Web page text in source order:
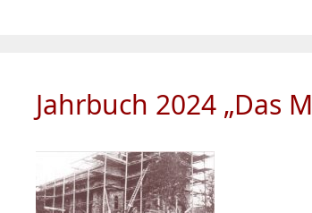
Jahrbuch 2024 „Das